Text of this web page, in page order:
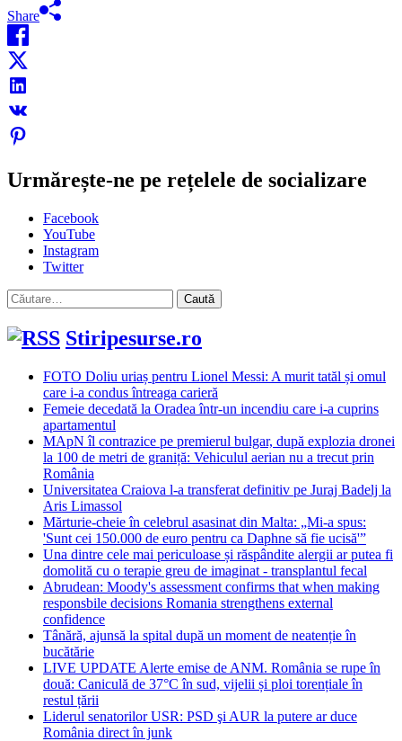
Share
Urmărește-ne pe rețelele de socializare
Facebook
YouTube
Instagram
Twitter
Caută
după:
Stiripesurse.ro
FOTO Doliu uriaș pentru Lionel Messi: A murit tatăl și omul
care i-a condus întreaga carieră
Femeie decedată la Oradea într-un incendiu care i-a cuprins
apartamentul
MApN îl contrazice pe premierul bulgar, după explozia dronei
la 100 de metri de graniță: Vehiculul aerian nu a trecut prin
România
Universitatea Craiova l-a transferat definitiv pe Juraj Badelj la
Aris Limassol
Mărturie-cheie în celebrul asasinat din Malta: „Mi-a spus:
'Sunt cei 150.000 de euro pentru ca Daphne să fie ucisă'”
Una dintre cele mai periculoase și răspândite alergii ar putea fi
domolită cu o terapie greu de imaginat - transplantul fecal
Abrudean: Moody's assessment confirms that when making
responsbile decisions Romania strengthens external
confidence
Tânără, ajunsă la spital după un moment de neatenție în
bucătărie
LIVE UPDATE Alerte emise de ANM. România se rupe în
două: Caniculă de 37°C în sud, vijelii și ploi torențiale în
restul țării
Liderul senatorilor USR: PSD şi AUR la putere ar duce
România direct în junk